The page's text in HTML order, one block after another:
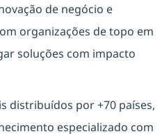
de negócio e
organizações de topo em
soluções com impacto
distribuídos por +70 países,
especializado com